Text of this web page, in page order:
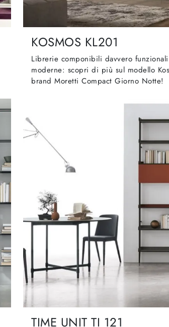
KOSMOS KL201
Librerie componibili davvero
moderne: scopri di più sul modello
brand Moretti Compact Giorno Notte!
TIME UNIT TI 121